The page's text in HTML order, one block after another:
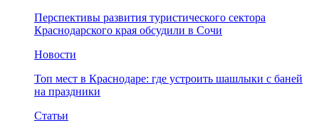
Перспективы развития туристического сектора
Краснодарского края обсудили в Сочи
Новости
Топ мест в Краснодаре: где устроить шашлыки с баней
на праздники
Статьи